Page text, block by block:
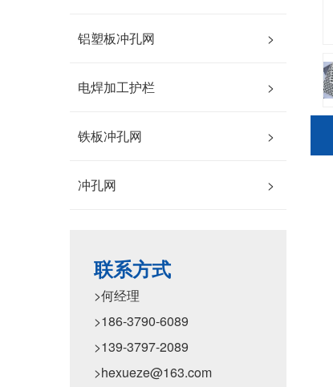
>
铝塑板冲孔网
>
电焊加工护栏
>
铁板冲孔网
>
冲孔网
联系方式
>何经理
>186-3790-6089
>139-3797-2089
>hexueze@163.com